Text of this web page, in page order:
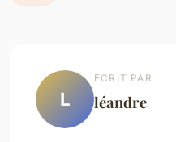
L
ECRIT PAR
léandre